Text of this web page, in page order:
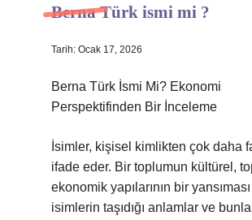
Hakkımızda
Berna Türk ismi mi ?
Tarih: Ocak 17, 2026
Berna Türk İsmi Mi? Ekonomi
Perspektifinden Bir İnceleme
İsimler, kişisel kimlikten çok daha
ifade eder. Bir toplumun kültürel,
ekonomik yapılarının bir
isimlerin taşıdığı anlamlar ve